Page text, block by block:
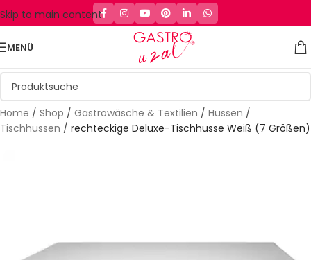
Skip to main content
MENÜ
Home / Shop / Gastrowäsche & Textilien / Hussen /
Tischhussen / rechteckige Deluxe-Tischhusse Weiß (7 Größen)